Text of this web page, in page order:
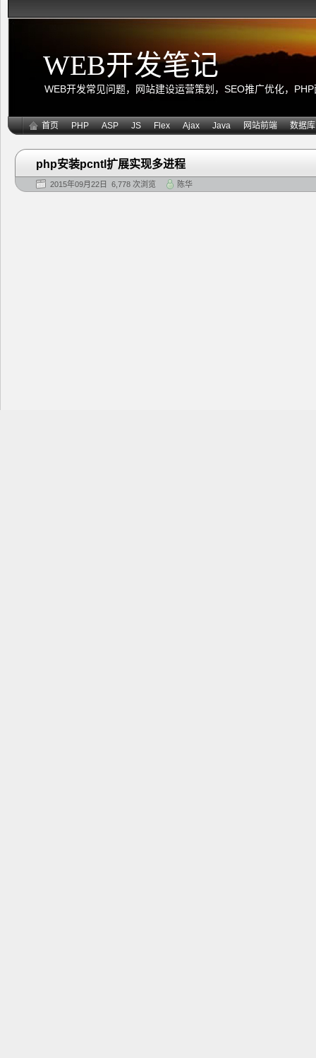
WEB开发笔记
WEB开发常见问题，网站建设运营策划，SEO推广优化，
首页 PHP ASP JS Flex Ajax Java 网站前端 数据库
php安装pcntl扩展实现多进程
2015年09月22日 6,778 次浏览 陈华